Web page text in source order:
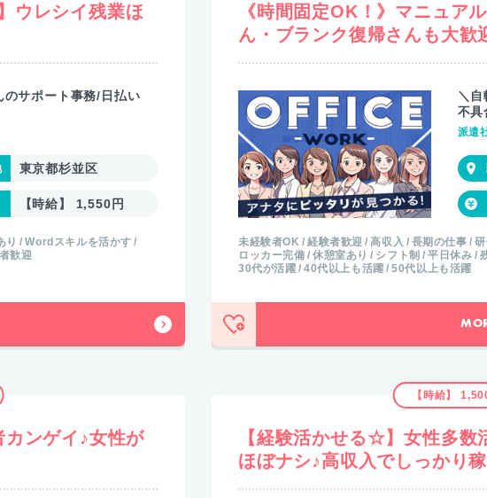
ウレシイ残業ほ
のサポート事務/日払い
東京都杉並区
【時給】 1,550円
り
Wordスキルを活かす
歓迎
《時間固定OK！》マニュア
ん・ブランク復帰さんも大歓
＼
不具
派遣
未経験者OK 経験者歓迎 高収入 長期の仕事
ロッカー完備
休憩室あり シフト制 平日休み
30代が活躍
40代以上も活躍 50代以上も活躍
ンゲイ♪女性が
【時給】
【経験活かせる☆】女性多数
ほぼナシ♪高収入でしっかり稼